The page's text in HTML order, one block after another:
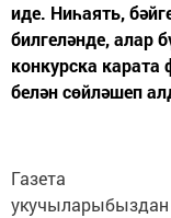
иде. Ниһаять,
билгеләнде, алар
конкурска карата
белән сөйләшеп
Газета